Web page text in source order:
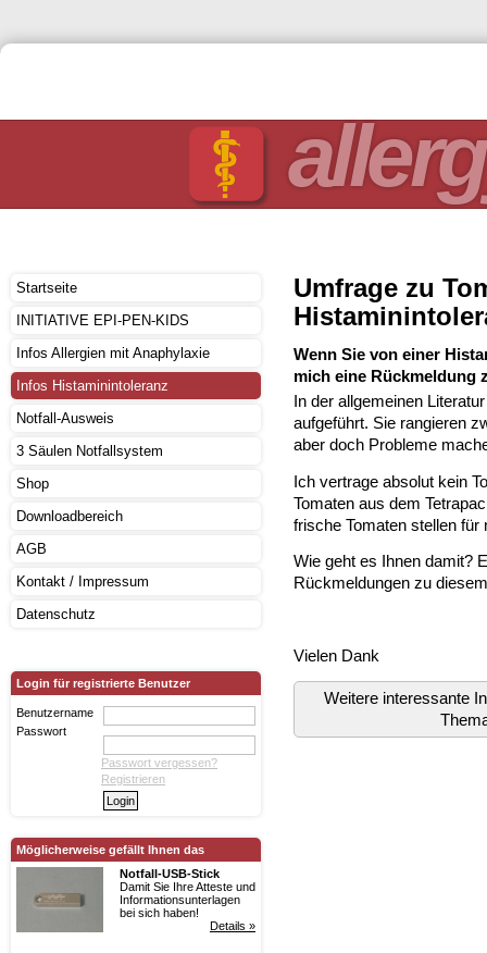
Startseite
INITIATIVE EPI-PEN-KIDS
Infos Allergien mit Anaphylaxie
Infos Histaminintoleranz
Notfall-Ausweis
3 Säulen Notfallsystem
Shop
Downloadbereich
AGB
Kontakt / Impressum
Datenschutz
Login für registrierte Benutzer
Benutzername
Passwort
Passwort vergessen?
Registrieren
Möglicherweise gefällt Ihnen das
Notfall-USB-Stick
Damit Sie Ihre Atteste und
Informationsunterlagen
bei sich haben!
Details »
Umfrage zu
Wenn Sie von einer
mich eine Rückmeldung
In der allgemeinen
aufgeführt. Sie rangieren
aber doch Probleme
Ich vertrage absolut kein
Tomaten aus dem
frische Tomaten stellen
Wie geht es Ihnen damit?
Rückmeldungen zu
Vielen Dank
Weitere interessante